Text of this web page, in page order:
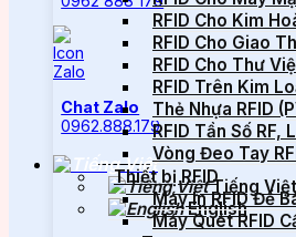
Chat Zalo
0962.888.179
Tiếng Việt
English
RFID Cho Kim
RFID Cho Giao
RFID Cho Thư
RFID Trên Kim
Thẻ Nhựa RFID
RFID Tần Số RF,
Vòng Đeo Tay
Thiết bị RFID
Máy In RFID Để
Máy Quét RFID